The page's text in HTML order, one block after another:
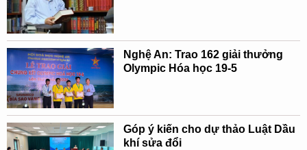
Nghệ An: Trao 162 giải thưởng
Olympic Hóa học 19-5
Góp ý kiến cho dự thảo Luật Dầu
khí sửa đổi